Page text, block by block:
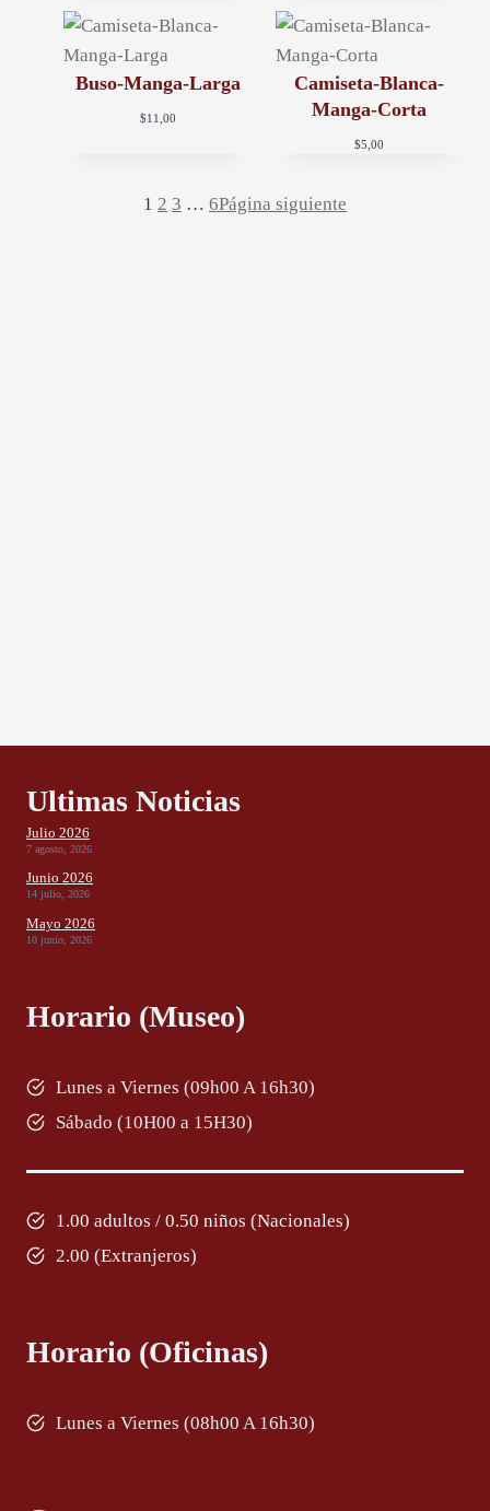
i
Buso-Manga-Larga
$11,00
Camiseta-Blanca-
Manga-Corta
$5,00
1 2 3 … 6Página siguiente
Ultimas Noticias
Julio 2026
7 agosto, 2026
Junio 2026
14 julio, 2026
Mayo 2026
10 junio, 2026
Horario (Museo)
Lunes a Viernes (09h00 A 16h30)
Sábado (10H00 a 15H30)
1.00 adultos / 0.50 niños (Nacionales)
2.00 (Extranjeros)
Horario (Oficinas)
Lunes a Viernes (08h00 A 16h30)